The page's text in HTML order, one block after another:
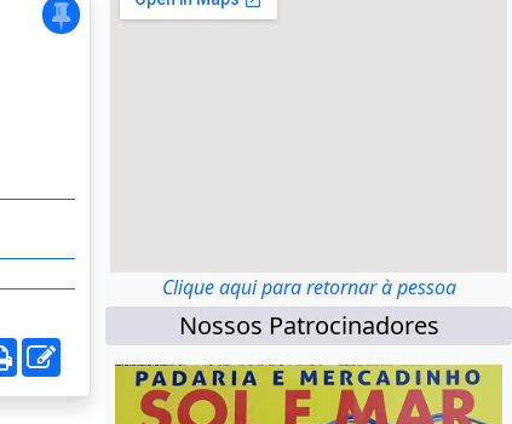
Clique aqui para retornar à pessoa
Nossos Patrocinadores